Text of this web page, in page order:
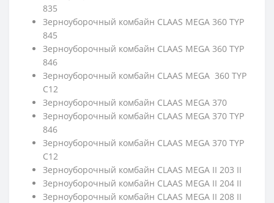
835
Зерноуборочный комбайн CLAAS MEGA 360 TYP
845
Зерноуборочный комбайн CLAAS MEGA 360 TYP
846
Зерноуборочный комбайн CLAAS MEGA 360 TYP
C12
Зерноуборочный комбайн CLAAS MEGA 370
Зерноуборочный комбайн CLAAS MEGA 370 TYP
846
Зерноуборочный комбайн CLAAS MEGA 370 TYP
C12
Зерноуборочный комбайн CLAAS MEGA II 203 II
Зерноуборочный комбайн CLAAS MEGA II 204 II
Зерноуборочный комбайн CLAAS MEGA II 208 II